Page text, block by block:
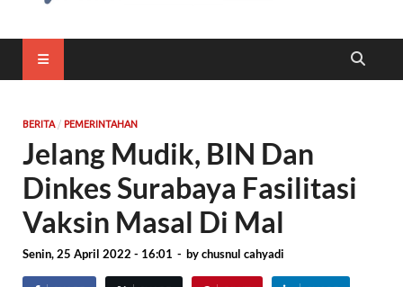
BERITA/ PEMERINTAHAN
Jelang Mudik, BIN Dan
Dinkes Surabaya Fasilitasi
Vaksin Masal Di Mal
Senin, 25 April 2022 - 16:01 - bychusnul cahyadi